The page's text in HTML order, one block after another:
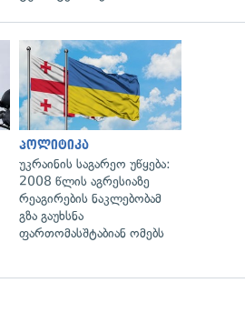
პოლიტიკა
უკრაინის საგარეო უწყება:
2008 წლის აგრესიაზე
რეაგირების ნაკლებობამ
გზა გაუხსნა
ფართომასშტაბიან ომებს